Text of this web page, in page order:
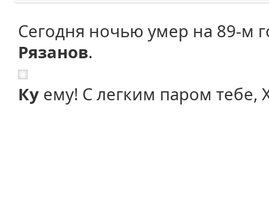
Сегодня ночью умер на 89-м
Рязанов.
Ку ему! С легким паром